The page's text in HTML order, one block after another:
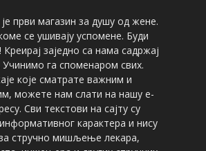
први магазин за душу од жене.
се ушивају успомене. Буди
заједно са нама садржај
га споменаром свих.
које сматрате важним и
можете нам слати на нашу е-
Сви текстови на сајту су
карактера и нису
стручно мишљење лекара,